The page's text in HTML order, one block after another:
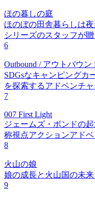
ほの暮しの庭
ほのぼの田舎暮らしは
シリーズのスタッフが
6
Outbound / アウトバウン
SDGsなキャンピングカ
を探索するアドベンチャ
7
007 First Light
ジェームズ・ボンドの
称視点アクションアドベ
8
火山の娘
娘の成長と火山国の未
9